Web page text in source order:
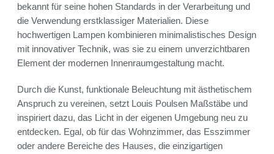
bekannt für seine hohen Standards in der Verarbeitung und
die Verwendung erstklassiger Materialien. Diese
hochwertigen Lampen kombinieren minimalistisches Design
mit innovativer Technik, was sie zu einem unverzichtbaren
Element der modernen Innenraumgestaltung macht.
Durch die Kunst, funktionale Beleuchtung mit ästhetischem
Anspruch zu vereinen, setzt Louis Poulsen Maßstäbe und
inspiriert dazu, das Licht in der eigenen Umgebung neu zu
entdecken. Egal, ob für das Wohnzimmer, das Esszimmer
oder andere Bereiche des Hauses, die einzigartigen